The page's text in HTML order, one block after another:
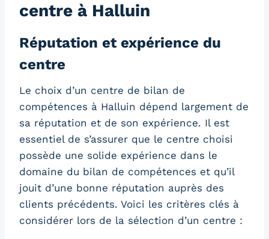
centre à Halluin
Réputation et expérience du
centre
Le choix d’un centre de bilan de
compétences à Halluin dépend largement de
sa réputation et de son expérience. Il est
essentiel de s’assurer que le centre choisi
possède une solide expérience dans le
domaine du bilan de compétences et qu’il
jouit d’une bonne réputation auprès des
clients précédents. Voici les critères clés à
considérer lors de la sélection d’un centre :